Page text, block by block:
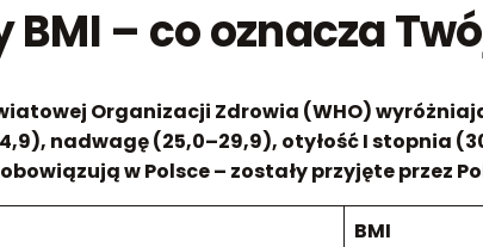
BMI – co oznacza
Organizacji Zdrowia (WHO)
nadwagę (25,0–29,9), otyłość I stopnia
w Polsce – zostały przyjęte przez
BMI